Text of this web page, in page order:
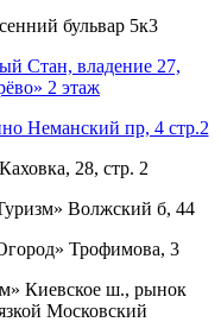
бульвар 5к3
Стан, владение 27,
2 этаж
Неманский пр, 4 стр.2
28, стр. 2
Волжский б, 44
Трофимова, 3
Киевское ш., рынок
Московский